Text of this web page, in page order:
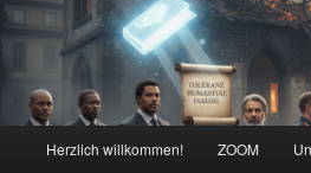
Herzlich willkommen! ZOOM